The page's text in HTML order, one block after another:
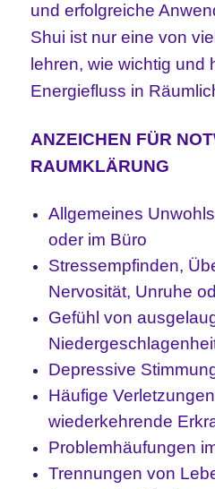
und erfolgreiche
Shui ist nur eine von
lehren, wie wichtig und
Energiefluss in
ANZEICHEN FÜR
RAUMKLÄRUNG
Allgemeines
oder im Büro
Stressempfinden,
Nervosität, Unruhe
Gefühl von
Depressive
Häufige
wiederkehrende
Problemhäufungen
Trennungen von